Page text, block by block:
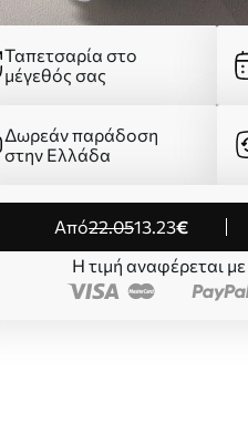
Ταπετσαρία στο
μέγεθός σας
Δωρεάν παράδοση
στην Ελλάδα
από22.0513.23€
Η τιμή αναφέρεται με